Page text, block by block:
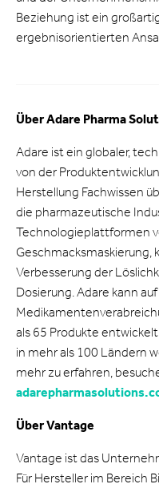
Beziehung ist ein
ergebnisorientierten
Über Adare Pharma
Adare ist ein globaler,
von der
Herstellung Fachwissen
die pharmazeutische
Technologieplattformen
Geschmacksmaskierung,
Verbesserung der
Dosierung. Adare kann
als 65 Produkte
in mehr als 100 Ländern
mehr zu erfahren,
Über Vantage
Vantage ist das
Für Hersteller im Bereich